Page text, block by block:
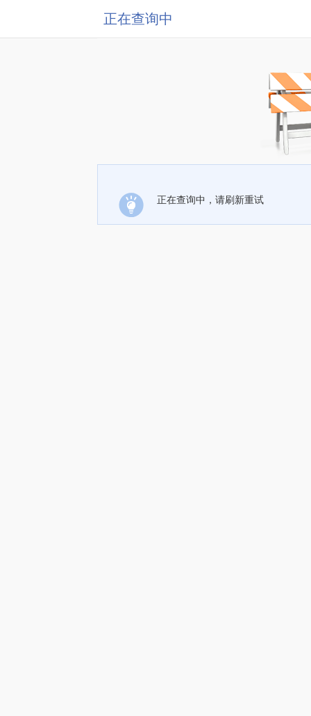
正在查询中
正在查询中，请刷新重试